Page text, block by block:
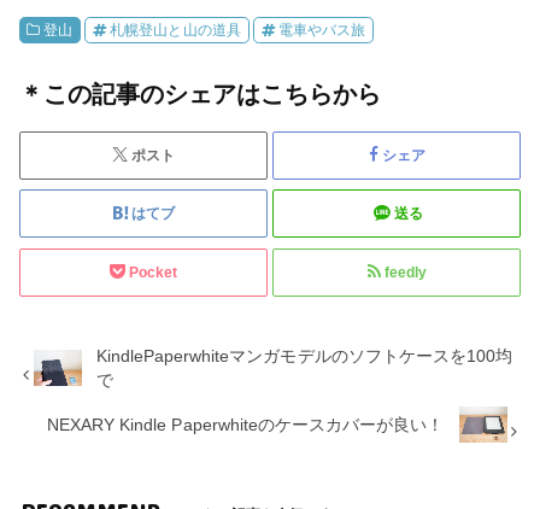
登山 札幌登山と山の道具 電車やバス旅
＊この記事のシェアはこちらから
ポスト シェア
はてブ 送る
Pocket feedly
KindlePaperwhiteマンガモデルのソフトケースを100均
で
NEXARY Kindle Paperwhiteのケースカバーが良い！